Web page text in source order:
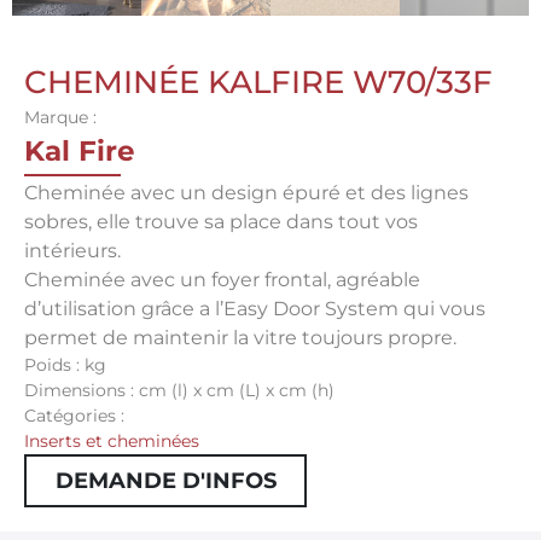
CHEMINÉE KALFIRE W70/33F
Marque :
Kal Fire
Cheminée avec un design épuré et des lignes
sobres, elle trouve sa place dans tout vos
intérieurs.
Cheminée avec un foyer frontal, agréable
d’utilisation grâce a l’Easy Door System qui vous
permet de maintenir la vitre toujours propre.
Poids : kg
Dimensions : cm (l) x cm (L) x cm (h)
Catégories :
Inserts et cheminées
DEMANDE D'INFOS